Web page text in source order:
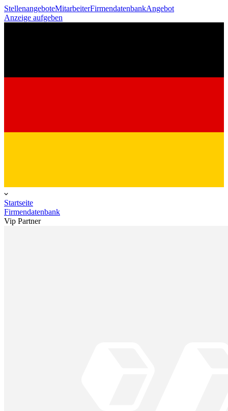
StellenangeboteMitarbeiterFirmendatenbankAngebot
Anzeige aufgeben
Startseite
Firmendatenbank
Vip Partner